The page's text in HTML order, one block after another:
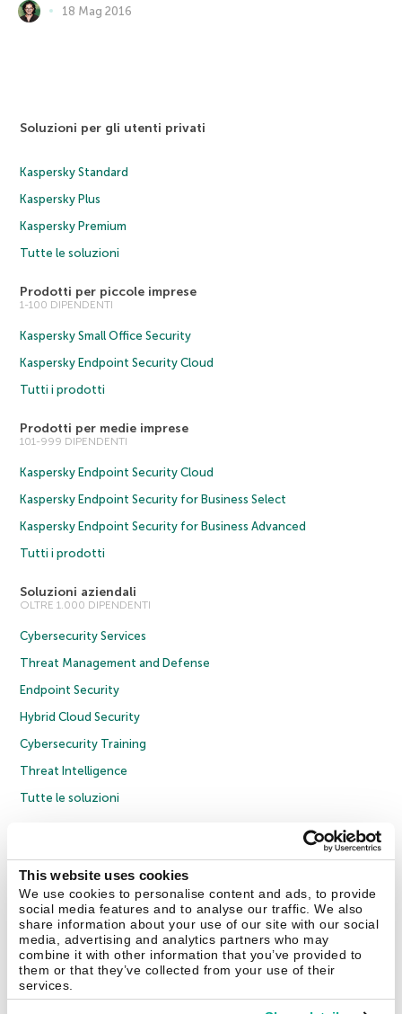
This website uses cookies
We use cookies to personalise content and ads, to provide
social media features and to analyse our traffic. We also
share information about your use of our site with our social
media, advertising and analytics partners who may
combine it with other information that you’ve provided to
them or that they’ve collected from your use of their
services.
18 Mag 2016
Soluzioni per gli utenti privati
Kaspersky Standard
Kaspersky Plus
Kaspersky Premium
Tutte le soluzioni
Prodotti per piccole imprese
1-100 DIPENDENTI
Kaspersky Small Office Security
Kaspersky Endpoint Security Cloud
Tutti i prodotti
Prodotti per medie imprese
101-999 DIPENDENTI
Kaspersky Endpoint Security Cloud
Kaspersky Endpoint Security for Business Select
Kaspersky Endpoint Security for Business Advanced
Tutti i prodotti
Soluzioni aziendali
OLTRE 1.000 DIPENDENTI
Cybersecurity Services
Threat Management and Defense
Endpoint Security
Hybrid Cloud Security
Cybersecurity Training
Threat Intelligence
Tutte le soluzioni
Informativa sulla privacy
Cookies
Contatti Chi siamo Partner Blog Centro risorse Comunicati stampa
Securelist Eugene Personal Blog Encyclopedia